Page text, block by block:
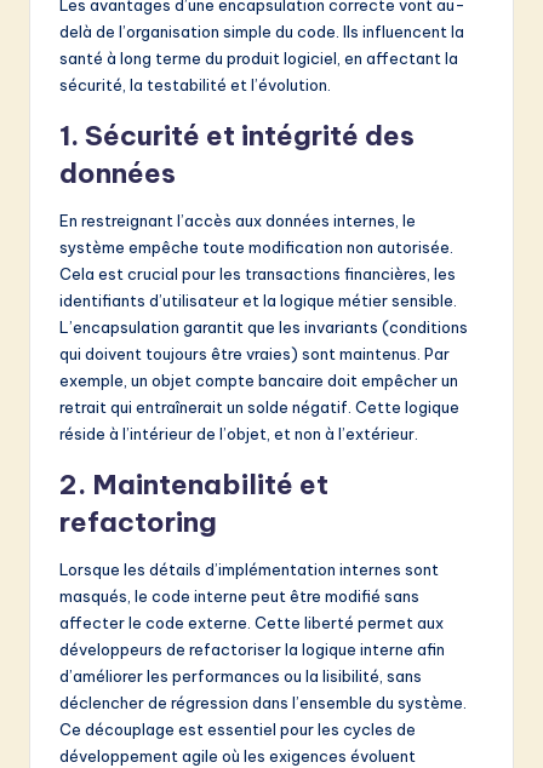
Les avantages d’une encapsulation correcte vont au-
delà de l’organisation simple du code. Ils influencent la
santé à long terme du produit logiciel, en affectant la
sécurité, la testabilité et l’évolution.
1. Sécurité et intégrité des
données
En restreignant l’accès aux données internes, le
système empêche toute modification non autorisée.
Cela est crucial pour les transactions financières, les
identifiants d’utilisateur et la logique métier sensible.
L’encapsulation garantit que les invariants (conditions
qui doivent toujours être vraies) sont maintenus. Par
exemple, un objet compte bancaire doit empêcher un
retrait qui entraînerait un solde négatif. Cette logique
réside à l’intérieur de l’objet, et non à l’extérieur.
2. Maintenabilité et
refactoring
Lorsque les détails d’implémentation internes sont
masqués, le code interne peut être modifié sans
affecter le code externe. Cette liberté permet aux
développeurs de refactoriser la logique interne afin
d’améliorer les performances ou la lisibilité, sans
déclencher de régression dans l’ensemble du système.
Ce découplage est essentiel pour les cycles de
développement agile où les exigences évoluent